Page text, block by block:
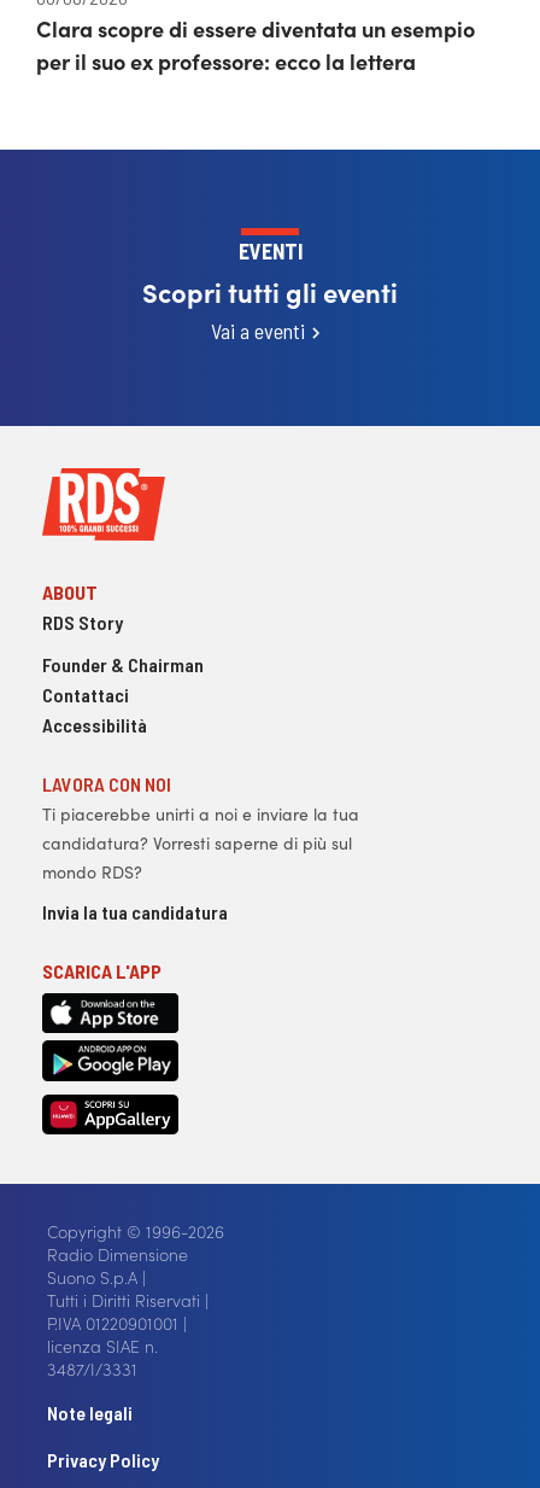
Clara scopre di essere diventata un esempio
per il suo ex professore: ecco la lettera
EVENTI
Scopri tutti gli eventi
Vai a eventi
ABOUT
RDS Story
Founder & Chairman
Contattaci
Accessibilità
LAVORA CON NOI
Ti piacerebbe unirti a noi e inviare la tua
candidatura? Vorresti saperne di più sul
mondo RDS?
Invia la tua candidatura
SCARICA L'APP
Copyright © 1996-2026
Radio Dimensione
Suono S.p.A |
Tutti i Diritti Riservati |
P.IVA 01220901001 |
licenza SIAE n.
3487/I/3331
Note legali
Privacy Policy